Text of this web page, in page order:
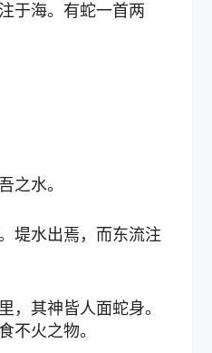
于海。有蛇一首两
之水。
堤水出焉，而东流注
，其神皆人面蛇身。
不火之物。